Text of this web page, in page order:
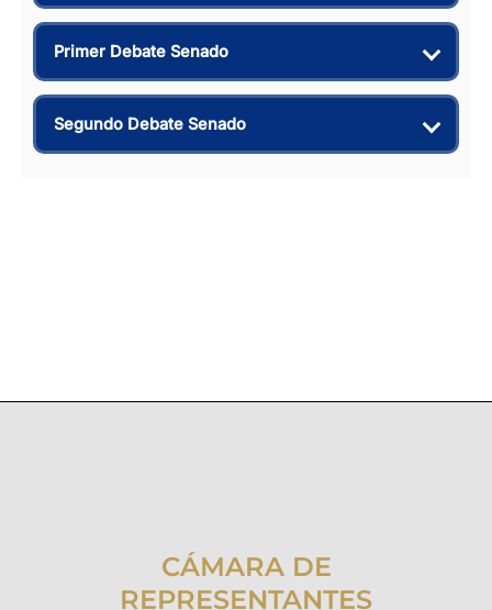
Primer Debate Senado
Segundo Debate Senado
CÁMARA DE
REPRESENTANTES